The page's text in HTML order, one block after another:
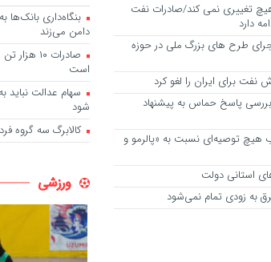
تغییری نمی کند/صادرات نفت
دارد
طرح های بزرگ ملی در حوزه
نفت برای ایران را لغو کرد
پاسخ حماس به پیشنهاد
هیچ توصیه‌ای نسبت به «پالرمو و
استانی دولت
به زودی تمام نمی‌شود
بنگاه‌داری بانک‌ها
دامن می‌زند
است
سهام عدالت
شود
کالابرگ سه گروه
ورزشی